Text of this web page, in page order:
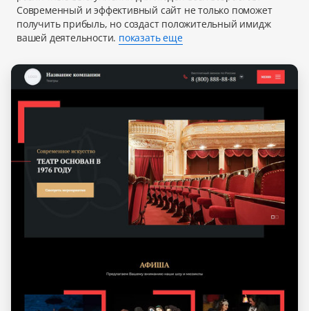
Современный и эффективный сайт не только поможет
получить прибыль, но создаст положительный имидж
вашей деятельности. показать еще